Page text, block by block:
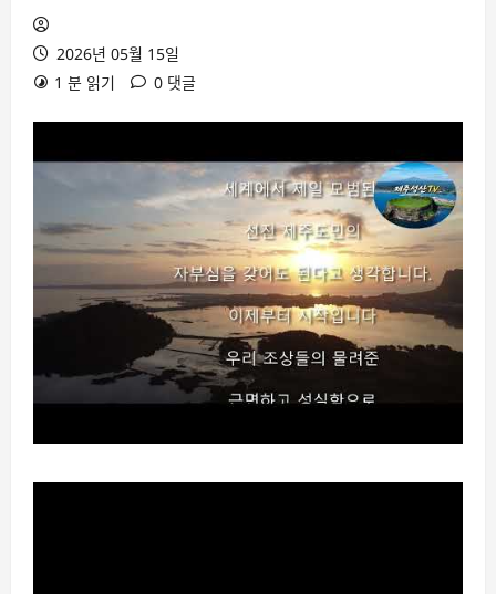
2026년 05월 15일
1 분 읽기
0 댓글